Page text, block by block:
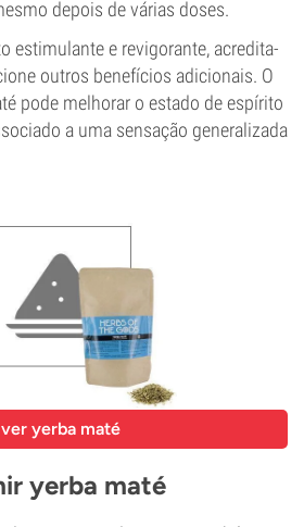
depois de várias doses.
estimulante e revigorante, acredita-
outros benefícios adicionais. O
pode melhorar o estado de espírito
a uma sensação generalizada
ver yerba maté
yerba maté